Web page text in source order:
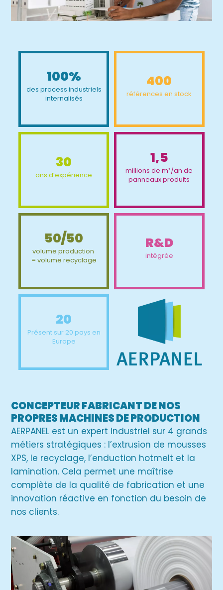
100%
des process industriels
internalisés
400
références en stock
30
ans d’expérience
1,5
millions de m²/an de
panneaux produits
50/50
volume production
= volume recyclage
R&D
intégrée
20
Présent sur 20 pays en
Europe
CONCEPTEUR FABRICANT DE NOS
PROPRES MACHINES DE PRODUCTION
AERPANEL est un expert industriel sur 4 grands
métiers stratégiques : l’extrusion de mousses
XPS, le recyclage, l’enduction hotmelt et la
lamination. Cela permet une maîtrise
complète de la qualité de fabrication et une
innovation réactive en fonction du besoin de
nos clients.